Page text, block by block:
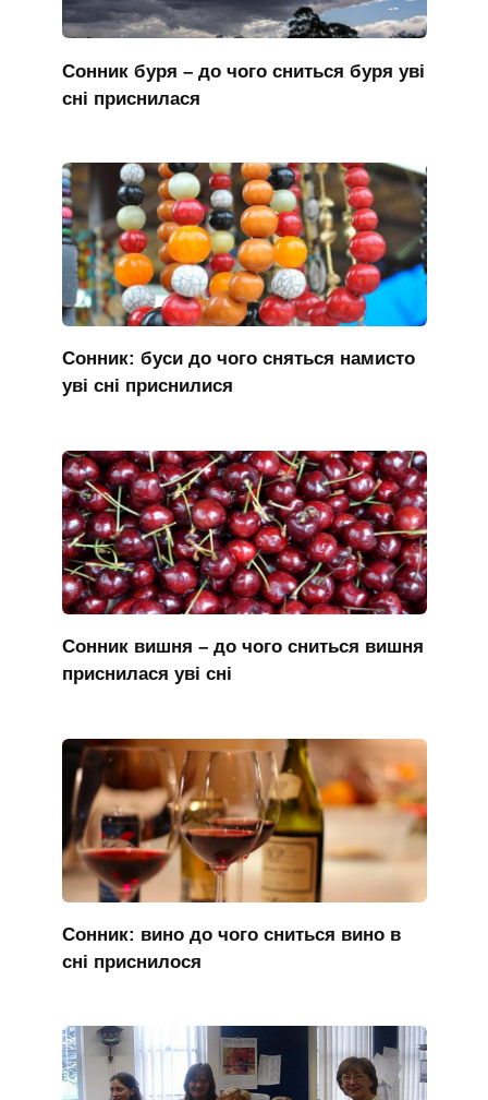
Сонник буря – до чого сниться буря уві
сні приснилася
Сонник: буси до чого сняться намисто
уві сні приснилися
Сонник вишня – до чого сниться вишня
приснилася уві сні
Сонник: вино до чого сниться вино в
сні приснилося